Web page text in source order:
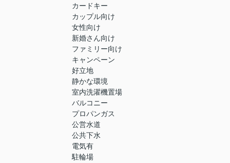
カードキー
カップル向け
女性向け
新婚さん向け
ファミリー向け
キャンペーン
好立地
静かな環境
室内洗濯機置場
バルコニー
プロパンガス
公営水道
公共下水
電気有
駐輪場